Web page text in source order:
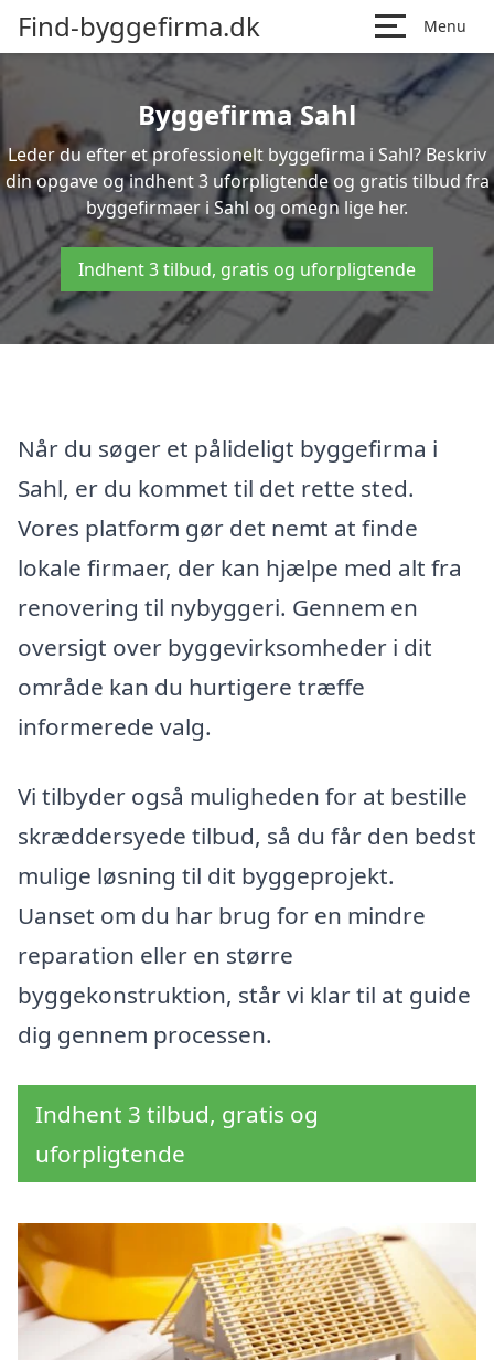
Find-byggefirma.dk Menu
Byggefirma Sahl
Leder du efter et professionelt byggefirma i Sahl? Beskriv
din opgave og indhent 3 uforpligtende og gratis tilbud fra
byggefirmaer i Sahl og omegn lige her.
Indhent 3 tilbud, gratis og uforpligtende
Når du søger et pålideligt byggefirma i
Sahl, er du kommet til det rette sted.
Vores platform gør det nemt at finde
lokale firmaer, der kan hjælpe med alt fra
renovering til nybyggeri. Gennem en
oversigt over byggevirksomheder i dit
område kan du hurtigere træffe
informerede valg.
Vi tilbyder også muligheden for at bestille
skræddersyede tilbud, så du får den bedst
mulige løsning til dit byggeprojekt.
Uanset om du har brug for en mindre
reparation eller en større
byggekonstruktion, står vi klar til at guide
dig gennem processen.
Indhent 3 tilbud, gratis og
uforpligtende